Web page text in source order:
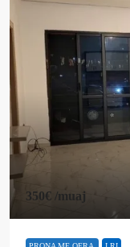
350€ /muaj